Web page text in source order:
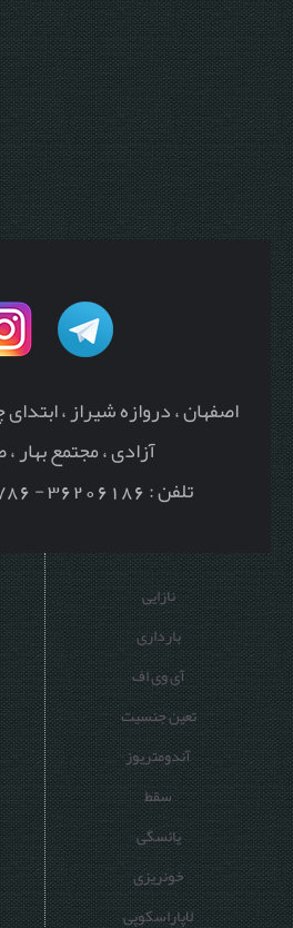
اصفهان ، دروازه شیراز ، ابتدای
آزادی ، مجتمع بهار
تلفن : 36206186 - 09383657786
نازایی
بارداری
آی وی اف
تعین جنسیت
آندومتریوز
سقط
یائسگی
خونریزی
لاپاراسکوپی